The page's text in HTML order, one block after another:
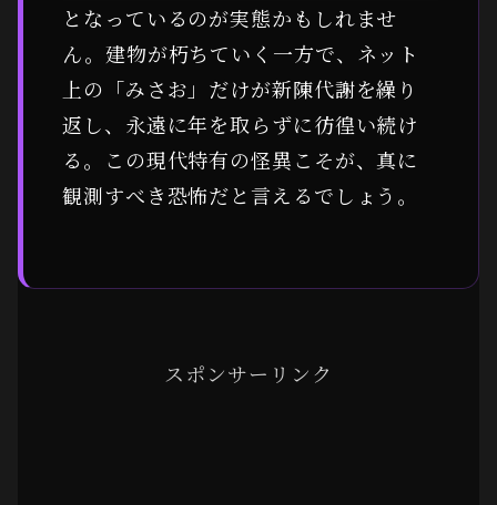
となっているのが実態かもしれませ
ん。建物が朽ちていく一方で、ネット
上の「みさお」だけが新陳代謝を繰り
返し、永遠に年を取らずに彷徨い続け
る。この現代特有の怪異こそが、真に
観測すべき恐怖だと言えるでしょう。
スポンサーリンク